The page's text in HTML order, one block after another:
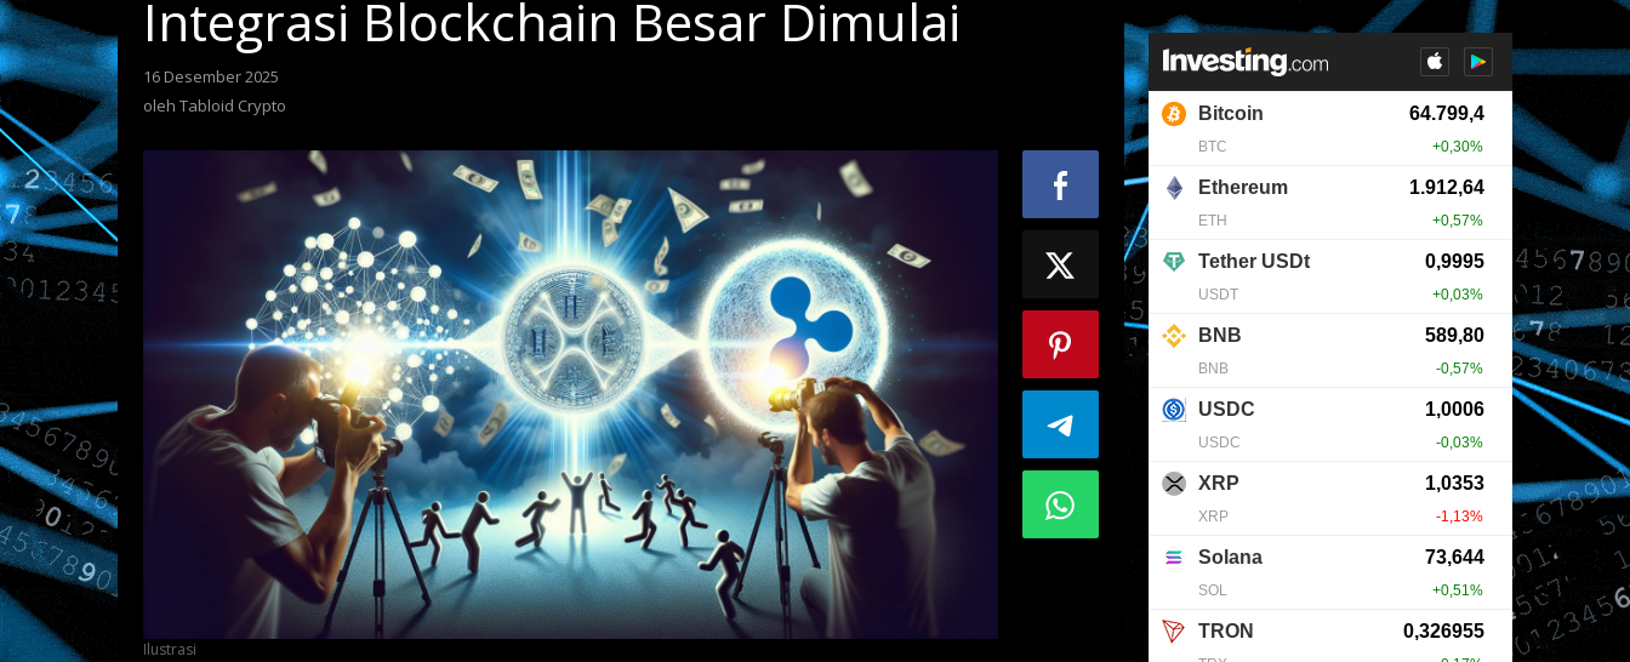
Integrasi Blockchain Besar Dimulai
16 Desember 2025
oleh Tabloid Crypto
Ilustrasi